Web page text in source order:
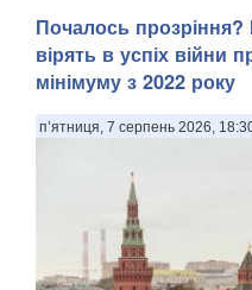
Почалось прозріння?
вірять в успіх війни
мінімуму з 2022 року
п’ятниця, 7 серпень 2026,